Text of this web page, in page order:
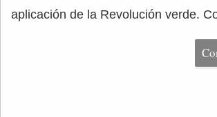
aplicación de la Revolución verde.